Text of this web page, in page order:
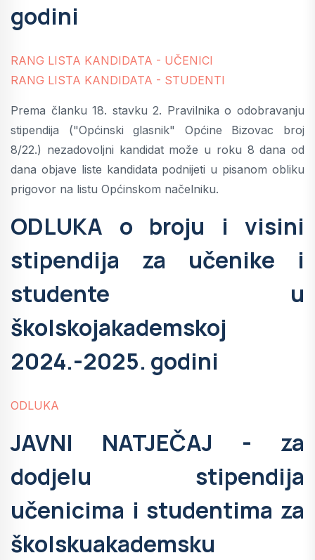
godini
RANG LISTA KANDIDATA - UČENICI
RANG LISTA KANDIDATA - STUDENTI
Prema članku 18. stavku 2. Pravilnika o odobravanju
stipendija ("Općinski glasnik" Općine Bizovac broj
8/22.) nezadovoljni kandidat može u roku 8 dana od
dana objave liste kandidata podnijeti u pisanom obliku
prigovor na listu Općinskom načelniku.
ODLUKA o broju i visini
stipendija za učenike i
studente u
školskojakademskoj
2024.-2025. godini
ODLUKA
JAVNI NATJEČAJ - za
dodjelu stipendija
učenicima i studentima za
školskuakademsku